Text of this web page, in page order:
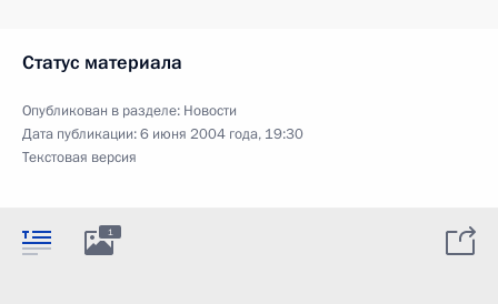
Статус материала
Опубликован в разделе: Новости
Дата публикации:6 июня 2004 года, 19:30
Текстовая версия
1